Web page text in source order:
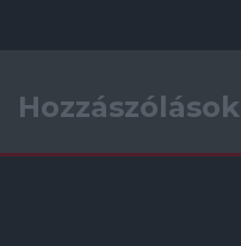
Hozzászólások